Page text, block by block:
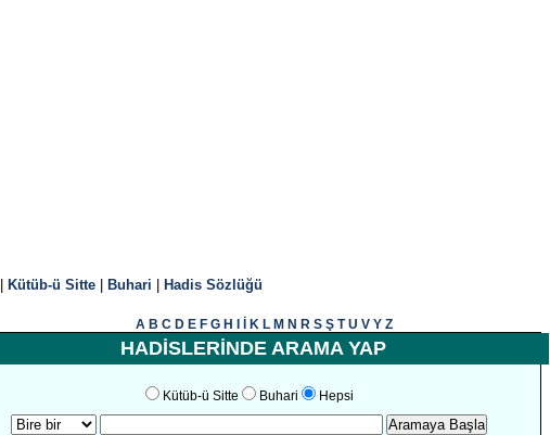
Kütüb-ü Sitte Buhari Hadis Sözlüğü
A B C D E F G H K L M N R S Ş T U V Y Z
HADİSLERİNDE ARAMA YAP
Kütüb-ü Sitte Buhari Hepsi